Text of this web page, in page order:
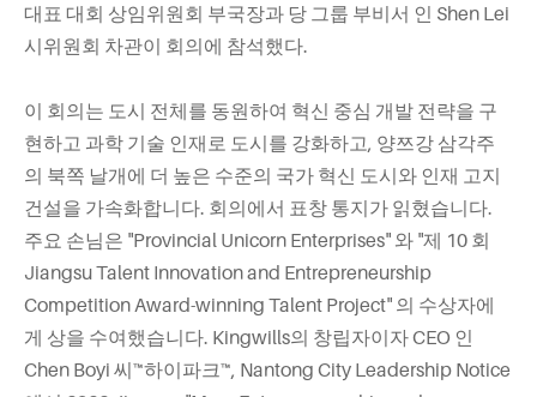
대표 대회 상임위원회 부국장과 당 그룹 부비서 인 Shen Lei
시위원회 차관이 회의에 참석했다.
이 회의는 도시 전체를 동원하여 혁신 중심 개발 전략을 구
현하고 과학 기술 인재로 도시를 강화하고, 양쯔강 삼각주
의 북쪽 날개에 더 높은 수준의 국가 혁신 도시와 인재 고지
건설을 가속화합니다. 회의에서 표창 통지가 읽혔습니다.
주요 손님은 "Provincial Unicorn Enterprises" 와 "제 10 회
Jiangsu Talent Innovation and Entrepreneurship
Competition Award-winning Talent Project" 의 수상자에
게 상을 수여했습니다. Kingwills의 창립자이자 CEO 인
Chen Boyi 씨™하이파크™, Nantong City Leadership Notice